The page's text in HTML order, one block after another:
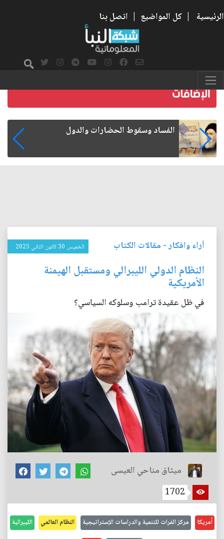
الرئيسية | كل المواضيع | اتصل بنا
رواتب الموظفين على صفيح ساخن
آراء وافكار- مقالات الكتاب الخميس 30 كانون الثاني 2025
النظام الدولي الليبرالي ومستقبل الهيمنة
الأمريكية
في ظل عقيدة ترامب وسلوكه السياسي؟
ميثاق مناحي العيسى
1702
أمريكا مركز الفرات للتنمية والدراسات الإستراتيجية النظام العالمي الليبرالية